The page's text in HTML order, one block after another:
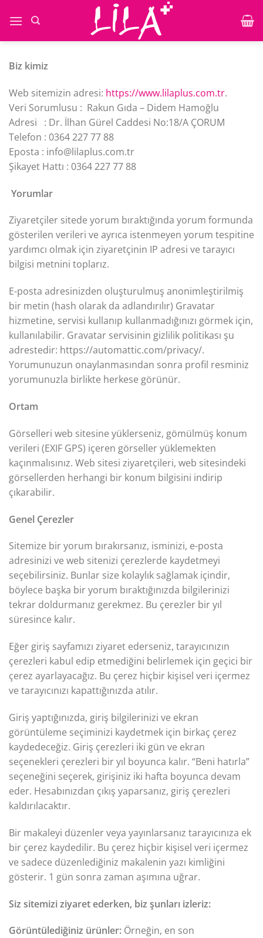
atla
Biz kimiz
Web sitemizin adresi: https://www.lilaplus.com.tr.
Veri Sorumlusu : Rakun Gıda – Didem Hamoğlu
Adresi : Dr. İlhan Gürel Caddesi No:18/A ÇORUM
Telefon : 0364 227 77 88
Eposta : info@lilaplus.com.tr
Şikayet Hattı : 0364 227 77 88
Yorumlar
Ziyaretçiler sitede yorum bıraktığında yorum formunda
gösterilen verileri ve ayrıca istenmeyen yorum tespitine
yardımcı olmak için ziyaretçinin IP adresi ve tarayıcı
bilgisi metnini toplarız.
E-posta adresinizden oluşturulmuş anonimleştirilmiş
bir metin (hash olarak da adlandırılır) Gravatar
hizmetine, servisi kullanıp kullanmadığınızı görmek için,
kullanılabilir. Gravatar servisinin gizlilik politikası şu
adrestedir: https://automattic.com/privacy/.
Yorumunuzun onaylanmasından sonra profil resminiz
yorumunuzla birlikte herkese görünür.
Ortam
Görselleri web sitesine yüklerseniz, gömülmüş konum
verileri (EXIF GPS) içeren görseller yüklemekten
kaçınmalısınız. Web sitesi ziyaretçileri, web sitesindeki
görsellerden herhangi bir konum bilgisini indirip
çıkarabilir.
Genel Çerezler
Sitemize bir yorum bırakırsanız, isminizi, e-posta
adresinizi ve web sitenizi çerezlerde kaydetmeyi
seçebilirsiniz. Bunlar size kolaylık sağlamak içindir,
böylece başka bir yorum bıraktığınızda bilgilerinizi
tekrar doldurmanız gerekmez. Bu çerezler bir yıl
süresince kalır.
Eğer giriş sayfamızı ziyaret ederseniz, tarayıcınızın
çerezleri kabul edip etmediğini belirlemek için geçici bir
çerez ayarlayacağız. Bu çerez hiçbir kişisel veri içermez
ve tarayıcınızı kapattığınızda atılır.
Giriş yaptığınızda, giriş bilgilerinizi ve ekran
görüntüleme seçiminizi kaydetmek için birkaç çerez
kaydedeceğiz. Giriş çerezleri iki gün ve ekran
seçenekleri çerezleri bir yıl boyunca kalır. “Beni hatırla”
seçeneğini seçerek, girişiniz iki hafta boyunca devam
eder. Hesabınızdan çıkış yaparsanız, giriş çerezleri
kaldırılacaktır.
Bir makaleyi düzenler veya yayınlarsanız tarayıcınıza ek
bir çerez kaydedilir. Bu çerez hiçbir kişisel veri içermez
ve sadece düzenlediğiniz makalenin yazı kimliğini
gösterir. 1 gün sonra zaman aşımına uğrar.
Siz sitemizi ziyaret ederken, biz şunları izleriz:
Görüntülediğiniz ürünler: Örneğin, en son